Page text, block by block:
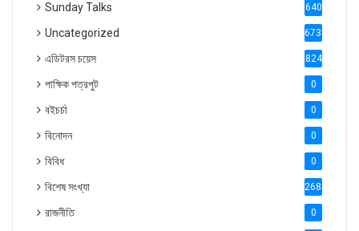
Sunday Talks 640
Uncategorized 6738
এডিটরস চয়েস 824
পাক্ষিক পত্রপুট 0
বইচর্চা 0
বিনোদন 0
বিবিধ 0
বিশেষ সংখ্যা 2686
রাজনীতি 0